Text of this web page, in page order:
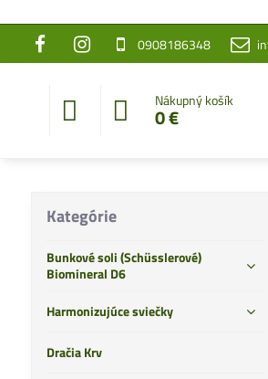
0908186348
Nákupný košík
0 €
Kategórie
Bunkové soli (Schüsslerové)
Biomineral D6
Harmonizujúce sviečky
Dračia Krv